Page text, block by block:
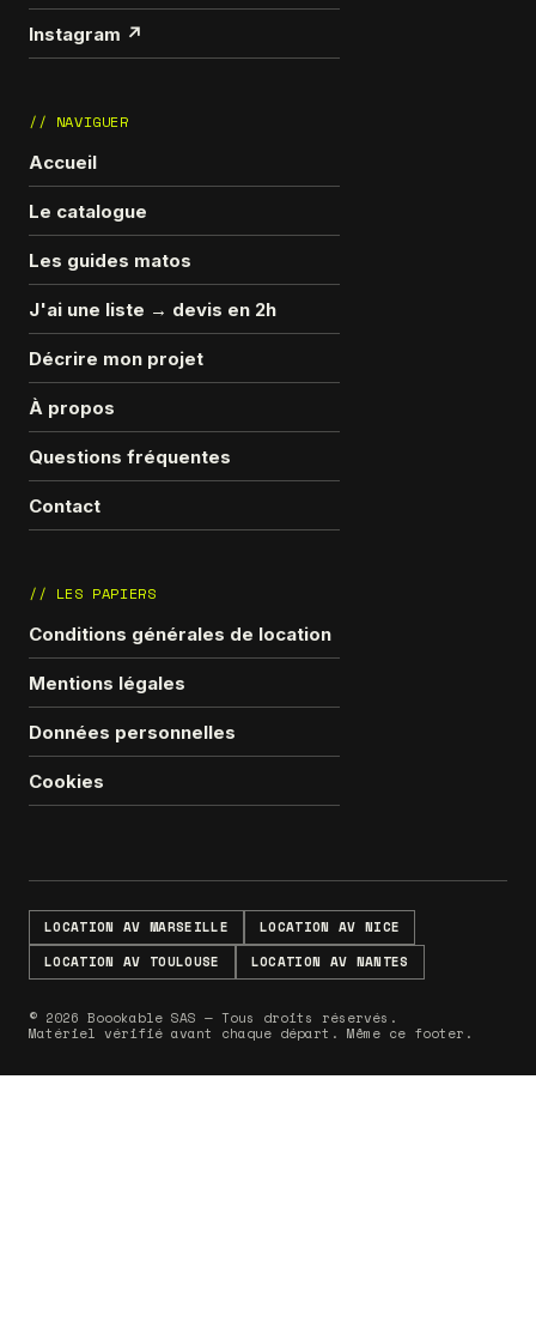
Instagram ↗
// NAVIGUER
Accueil
Le catalogue
Les guides matos
J'ai une liste → devis en 2h
Décrire mon projet
À propos
Questions fréquentes
Contact
// LES PAPIERS
Conditions générales de location
Mentions légales
Données personnelles
Cookies
LOCATION AV MARSEILLE
LOCATION AV NICE
LOCATION AV TOULOUSE
LOCATION AV NANTES
© 2026 Boookable SAS — Tous droits réservés.
Matériel vérifié avant chaque départ. Même ce footer.